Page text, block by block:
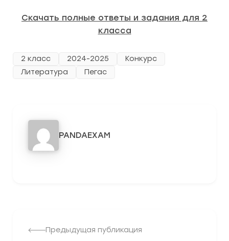
Скачать полные ответы и задания для 2
класса
2 класс 2024-2025
Конкурс
Литература
Пегас
PANDAEXAM
Предыдущая публикация